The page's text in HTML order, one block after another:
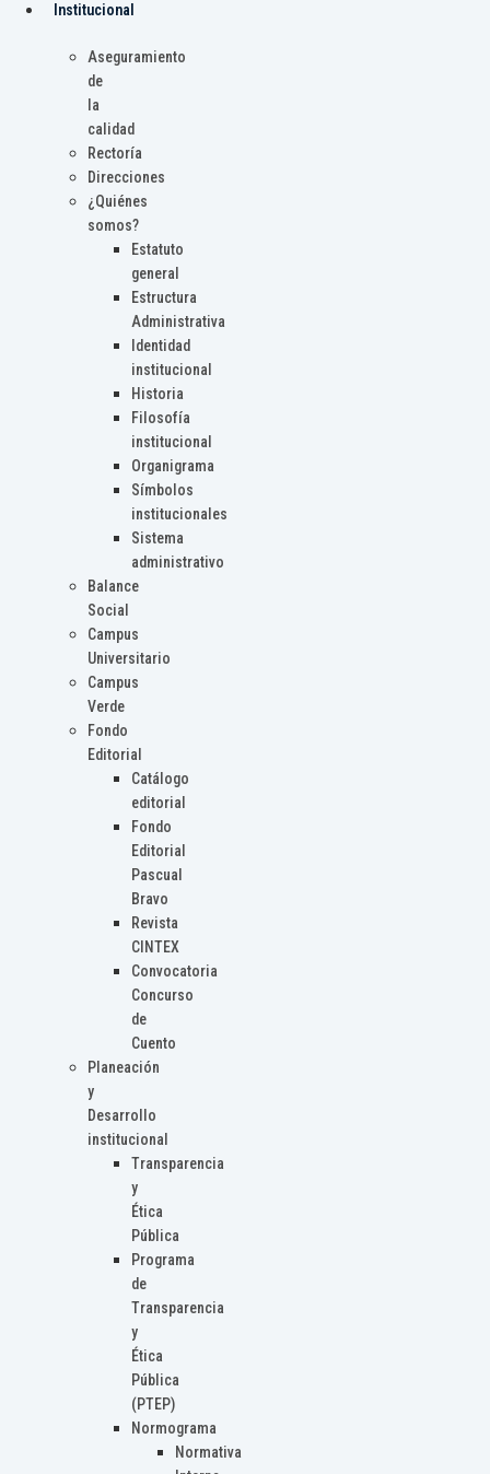
Institucional
Aseguramiento
de
la
calidad
Rectoría
Direcciones
¿Quiénes
somos?
Estatuto
general
Estructura
Administrativa
Identidad
institucional
Historia
Filosofía
institucional
Organigrama
Símbolos
institucionales
Sistema
administrativo
Balance
Social
Campus
Universitario
Campus
Verde
Fondo
Editorial
Catálogo
editorial
Fondo
Editorial
Pascual
Bravo
Revista
CINTEX
Convocatoria
Concurso
de
Cuento
Planeación
y
Desarrollo
institucional
Transparencia
y
Ética
Pública
Programa
de
Transparencia
y
Ética
Pública
(PTEP)
Normograma
Normativa